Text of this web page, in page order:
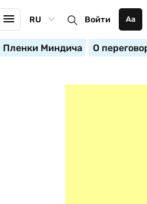
RU Войти Аа
Пленки Миндича О